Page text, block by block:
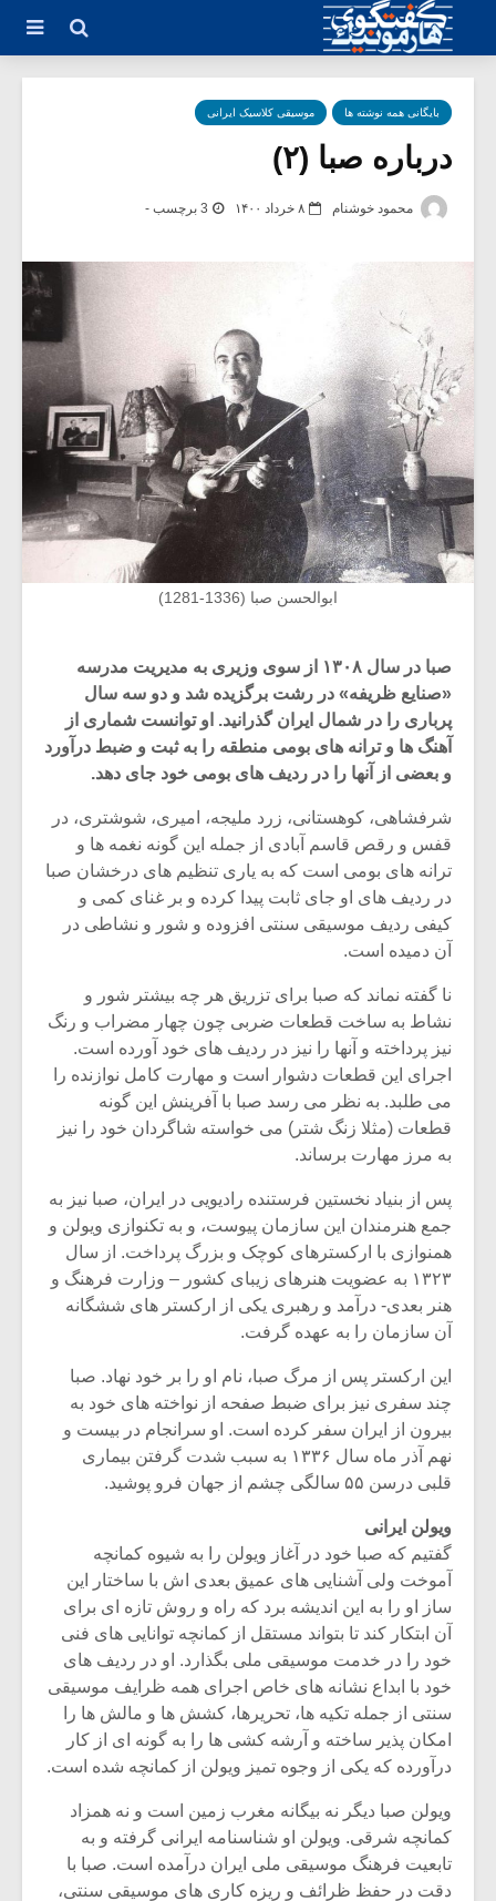
بایگانی همه نوشته ها موسیقی کلاسیک ایرانی
درباره صبا (۲)
محمود خوشنام ۸ خرداد ۱۴۰۰ 3 برچسب -
ابوالحسن صبا (1336-1281)
صبا در سال ۱۳۰۸ از سوی وزیری به مدیریت مدرسه
«صنایع ظریفه» در رشت برگزیده شد و دو سه سال
پرباری را در شمال ایران گذرانید. او توانست شماری از
آهنگ ها و ترانه های بومی منطقه را به ثبت و ضبط درآورد
و بعضی از آنها را در ردیف های بومی خود جای دهد.
شرفشاهی، کوهستانی، زرد ملیجه، امیری، شوشتری، در
قفس و رقص قاسم آبادی از جمله این گونه نغمه ها و
ترانه های بومی است که به یاری تنظیم های درخشان صبا
در ردیف های او جای ثابت پیدا کرده و بر غنای کمی و
کیفی ردیف موسیقی سنتی افزوده و شور و نشاطی در
آن دمیده است.
نا گفته نماند که صبا برای تزریق هر چه بیشتر شور و
نشاط به ساخت قطعات ضربی چون چهار مضراب و رنگ
نیز پرداخته و آنها را نیز در ردیف های خود آورده است.
اجرای این قطعات دشوار است و مهارت کامل نوازنده را
می طلبد. به نظر می رسد صبا با آفرینش این گونه
قطعات (مثلا زنگ شتر) می خواسته شاگردان خود را نیز
به مرز مهارت برساند.
پس از بنیاد نخستین فرستنده رادیویی در ایران، صبا نیز به
جمع هنرمندان این سازمان پیوست، و به تکنوازی ویولن و
همنوازی با ارکسترهای کوچک و بزرگ پرداخت. از سال
۱۳۲۳ به عضویت هنرهای زیبای کشور – وزارت فرهنگ و
هنر بعدی- درآمد و رهبری یکی از ارکستر های ششگانه
آن سازمان را به عهده گرفت.
این ارکستر پس از مرگ صبا، نام او را بر خود نهاد. صبا
چند سفری نیز برای ضبط صفحه از نواخته های خود به
بیرون از ایران سفر کرده است. او سرانجام در بیست و
نهم آذر ماه سال ۱۳۳۶ به سبب شدت گرفتن بیماری
قلبی درسن ۵۵ سالگی چشم از جهان فرو پوشید.
ویولن ایرانی
گفتیم که صبا خود در آغاز ویولن را به شیوه کمانچه
آموخت ولی آشنایی های عمیق بعدی اش با ساختار این
ساز او را به این اندیشه برد که راه و روش تازه ای برای
آن ابتکار کند تا بتواند مستقل از کمانچه توانایی های فنی
خود را در خدمت موسیقی ملی بگذارد. او در ردیف های
خود با ابداع نشانه های خاص اجرای همه ظرایف موسیقی
سنتی از جمله تکیه ها، تحریرها، کشش ها و مالش ها را
امکان پذیر ساخته و آرشه کشی ها را به گونه ای از کار
درآورده که یکی از وجوه تمیز ویولن از کمانچه شده است.
ویولن صبا دیگر نه بیگانه مغرب زمین است و نه همزاد
کمانچه شرقی. ویولن او شناسنامه ایرانی گرفته و به
تابعیت فرهنگ موسیقی ملی ایران درآمده است. صبا با
دقت در حفظ ظرائف و ریزه کاری های موسیقی سنتی،
میکلوش روژا
یادداشتی بر موسیقی
متن فیلم «متری
شیش و نیم»
اگر نمی توانی
مشهورترین باشی،
بدنام ترین باش
موسیقی